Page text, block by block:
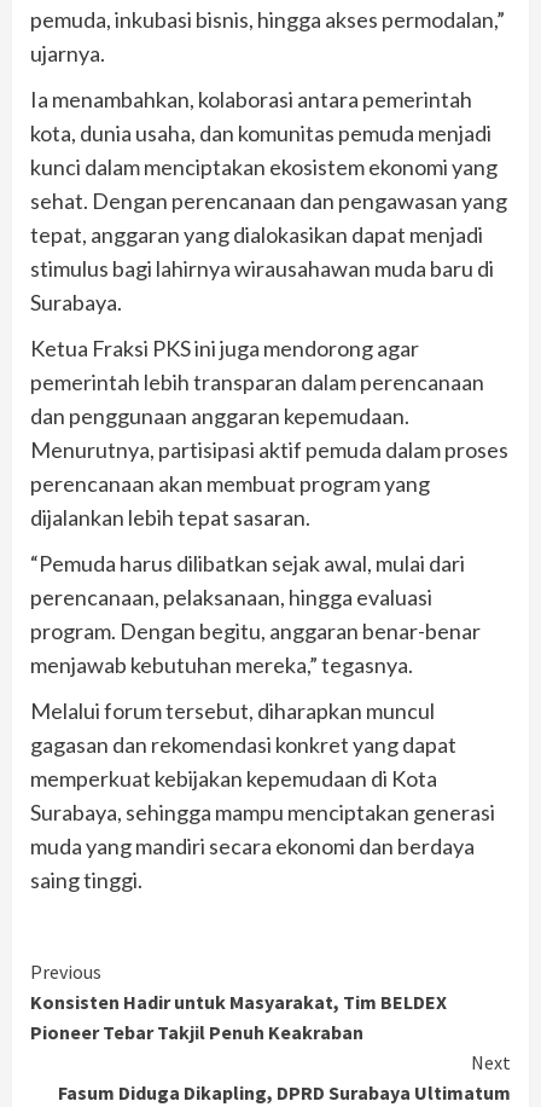
pemuda, inkubasi bisnis, hingga akses permodalan,”
ujarnya.
Ia menambahkan, kolaborasi antara pemerintah
kota, dunia usaha, dan komunitas pemuda menjadi
kunci dalam menciptakan ekosistem ekonomi yang
sehat. Dengan perencanaan dan pengawasan yang
tepat, anggaran yang dialokasikan dapat menjadi
stimulus bagi lahirnya wirausahawan muda baru di
Surabaya.
Ketua Fraksi PKS ini juga mendorong agar
pemerintah lebih transparan dalam perencanaan
dan penggunaan anggaran kepemudaan.
Menurutnya, partisipasi aktif pemuda dalam proses
perencanaan akan membuat program yang
dijalankan lebih tepat sasaran.
“Pemuda harus dilibatkan sejak awal, mulai dari
perencanaan, pelaksanaan, hingga evaluasi
program. Dengan begitu, anggaran benar-benar
menjawab kebutuhan mereka,” tegasnya.
Melalui forum tersebut, diharapkan muncul
gagasan dan rekomendasi konkret yang dapat
memperkuat kebijakan kepemudaan di Kota
Surabaya, sehingga mampu menciptakan generasi
muda yang mandiri secara ekonomi dan berdaya
saing tinggi.
Continue
Reading
Previous
Konsisten Hadir untuk Masyarakat, Tim BELDEX
Pioneer Tebar Takjil Penuh Keakraban
Next
Fasum Diduga Dikapling, DPRD Surabaya Ultimatum